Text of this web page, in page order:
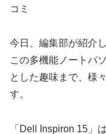
コミ
今日、編集部が紹介
この多機能ノートパ
とした趣味まで、様
す。
「Dell Inspiron 15」